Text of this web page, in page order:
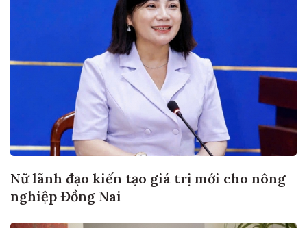
Nữ lãnh đạo kiến tạo giá trị mới cho nông
nghiệp Đồng Nai